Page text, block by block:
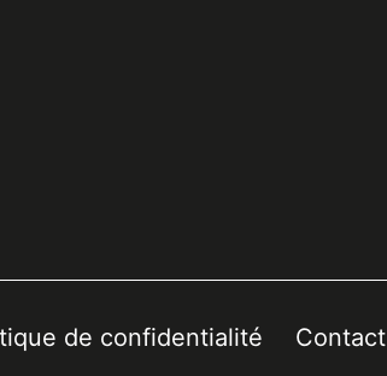
de confidentialité Contact